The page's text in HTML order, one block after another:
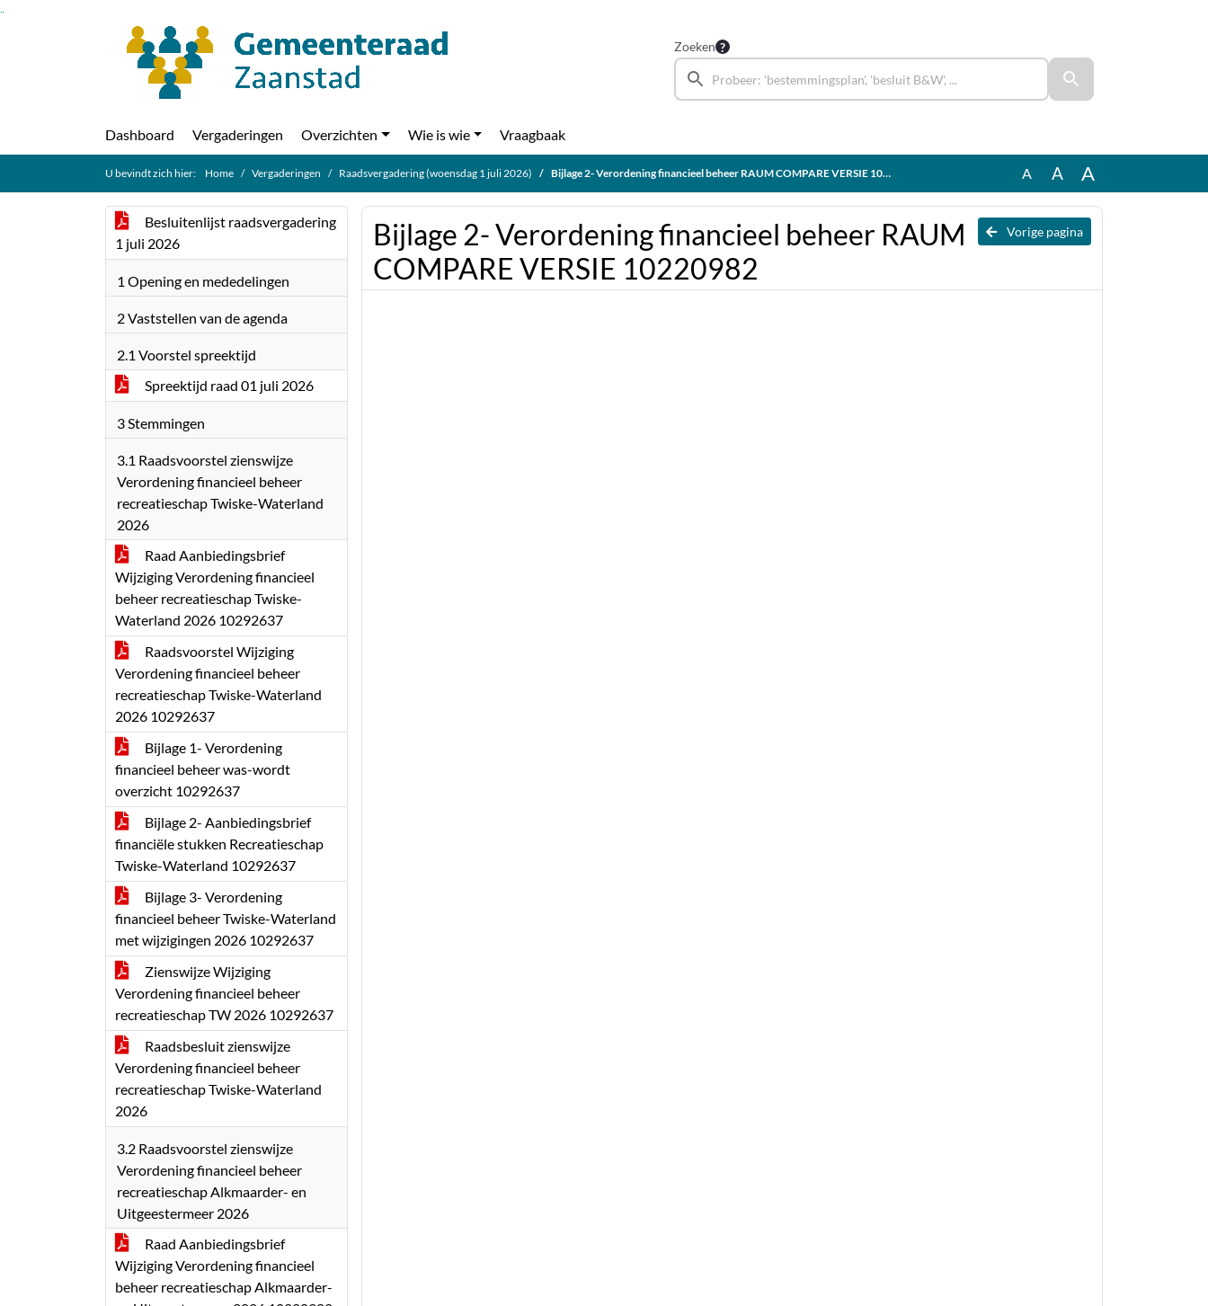
Ga naar de inhoud van deze pagina
Zoeken
Dashboard Vergaderingen Overzichten Wie is wie Vraagbaak
U bevindt zich hier: Home Vergaderingen Raadsvergadering (woensdag 1 juli 2026) Bijlage 2- Verordening financieel beheer RAUM COMPARE VERSIE 10220982 A A A
Besluitenlijst raadsvergadering
1 juli 2026
1 Opening en mededelingen
2 Vaststellen van de agenda
2.1 Voorstel spreektijd
Spreektijd raad 01 juli 2026
3 Stemmingen
3.1 Raadsvoorstel zienswijze
Verordening financieel beheer
recreatieschap Twiske-Waterland
2026
Raad Aanbiedingsbrief
Wijziging Verordening financieel
beheer recreatieschap Twiske-
Waterland 2026 10292637
Raadsvoorstel Wijziging
Verordening financieel beheer
recreatieschap Twiske-Waterland
2026 10292637
Bijlage 1- Verordening
financieel beheer was-wordt
overzicht 10292637
Bijlage 2- Aanbiedingsbrief
financiële stukken Recreatieschap
Twiske-Waterland 10292637
Bijlage 3- Verordening
financieel beheer Twiske-Waterland
met wijzigingen 2026 10292637
Zienswijze Wijziging
Verordening financieel beheer
recreatieschap TW 2026 10292637
Raadsbesluit zienswijze
Verordening financieel beheer
recreatieschap Twiske-Waterland
2026
3.2 Raadsvoorstel zienswijze
Verordening financieel beheer
recreatieschap Alkmaarder- en
Uitgeestermeer 2026
Raad Aanbiedingsbrief
Wijziging Verordening financieel
beheer recreatieschap Alkmaarder-
Vorige pagina
Bijlage 2- Verordening financieel beheer RAUM
COMPARE VERSIE 10220982